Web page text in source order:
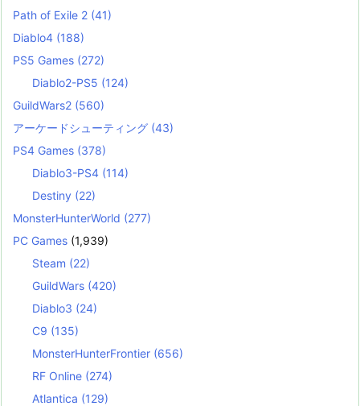
Path of Exile 2 (41)
Diablo4 (188)
PS5 Games (272)
Diablo2-PS5 (124)
GuildWars2 (560)
アーケードシューティング (43)
PS4 Games (378)
Diablo3-PS4 (114)
Destiny (22)
MonsterHunterWorld (277)
PC Games (1,939)
Steam (22)
GuildWars (420)
Diablo3 (24)
C9 (135)
MonsterHunterFrontier (656)
RF Online (274)
Atlantica (129)